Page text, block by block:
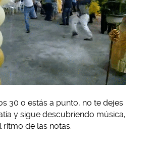
30 o estás a punto, no te dejes
y sigue descubriendo música,
de las notas.